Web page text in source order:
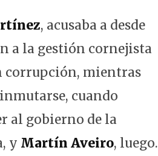
, acusaba a desde
a la gestión cornejista
corrupción, mientras
cuando
al gobierno de la
y Martín Aveiro, luego.